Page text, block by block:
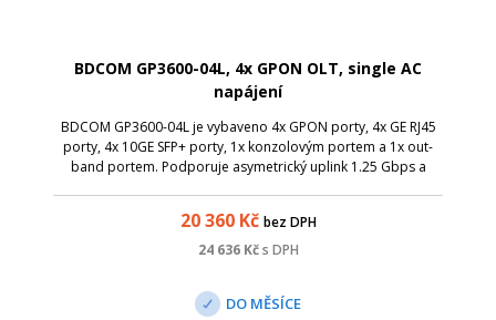
BDCOM GP3600-04L, 4x GPON OLT, single AC
napájení
BDCOM GP3600-04L je vybaveno 4x GPON porty, 4x GE RJ45
porty, 4x 10GE SFP+ porty, 1x konzolovým portem a 1x out-
band portem. Podporuje asymetrický uplink 1.25 Gbps a
20 360Kč bez DPH
24 636Kč s DPH
DO MĚSÍCE